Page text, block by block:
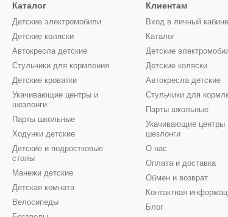
настроить в зависимости от возраста и удобства
что упрощает уход за стульчиком.
ребенка во время еды.
их очень удобными в использовании.
и делает их идеальными для небольших помещений
благодаря возможности регулировки и адаптации
Каталог
Детские электромобили
Детские коляски
Автокресла детские
Стульчики для кормления
Детские кроватки
Укачивающие центры и
шезлонги
Парты школьные
Ходунки детские
Детские и подростковые
столы
Манежи детские
Детская комната
Велосипеды
Клиентам
Вход в личный
Каталог
Детские
Детские коляски
Автокресла детские
Стульчики для
Парты школьные
Укачивающие центры
шезлонги
О нас
Оплата и доставка
Обмен и возврат
Контактная
Блог